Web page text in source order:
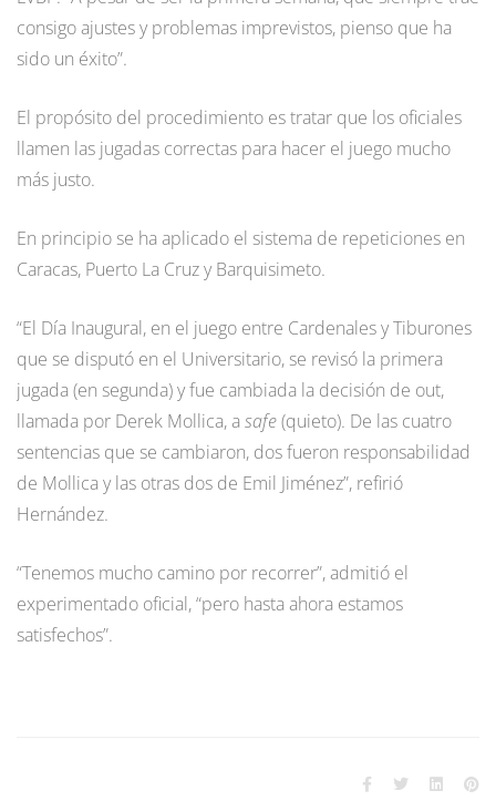
consigo ajustes y problemas imprevistos, pienso que ha
sido un éxito”.
El propósito del procedimiento es tratar que los oficiales
llamen las jugadas correctas para hacer el juego mucho
más justo.
En principio se ha aplicado el sistema de repeticiones en
Caracas, Puerto La Cruz y Barquisimeto.
“El Día Inaugural, en el juego entre Cardenales y Tiburones
que se disputó en el Universitario, se revisó la primera
jugada (en segunda) y fue cambiada la decisión de out,
llamada por Derek Mollica, asafe(quieto). De las cuatro
sentencias que se cambiaron, dos fueron responsabilidad
de Mollica y las otras dos de Emil Jiménez”, refirió
Hernández.
“Tenemos mucho camino por recorrer”, admitió el
experimentado oficial, “pero hasta ahora estamos
satisfechos”.